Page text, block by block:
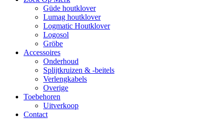
Güde houtklover
Lumag houtklover
Logmatic Houtklover
Logosol
Gröbe
Accessoires
Onderhoud
Splijtkruizen & -beitels
Verlengkabels
Overige
Toebehoren
Uitverkoop
Contact